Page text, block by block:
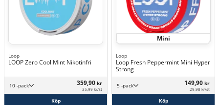
Loop
LOOP Zero Cool Mint Nikotinfri
10 -pack 359,90 kr
35,99 kr/st
Köp
Mini
Loop
Loop Fresh Peppermint Mini Hyper
Strong
5 -pack 149,90 kr
29,98 kr/st
Köp